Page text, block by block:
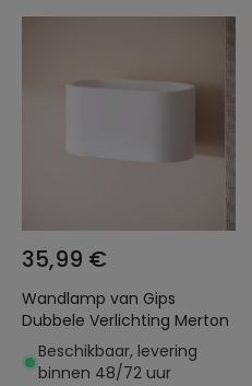
35,99 €
Wandlamp van Gips
Dubbele Verlichting Merton
Beschikbaar, levering
binnen 48/72 uur